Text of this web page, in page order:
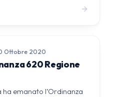
Ottobre 2020
620 Regione
emanato l’Ordinanza